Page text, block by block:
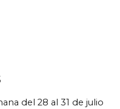
del 28 al 31 de julio